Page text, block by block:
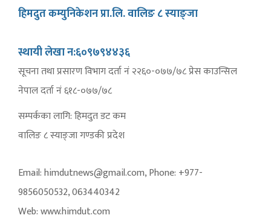
हिमदुत कम्युनिकेशन प्रा.लि. वालिङ ८ स्याङ्जा
स्थायी लेखा न:६०९७९४४३६
सूचना तथा प्रसारण विभाग दर्ता नं २२६०-०७७/७८ प्रेस काउन्सिल
नेपाल दर्ता नं ६१८-०७७/७८
सम्पर्कका लागि: हिमदुत डट कम
वालिङ ८ स्याङ्जा गण्डकी प्रदेश
Email: himdutnews@gmail.com, Phone: +977-
9856050532, 063440342
Web: www.himdut.com